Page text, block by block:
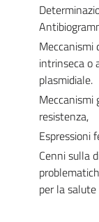
Meccanismi
intrinseca o
plasmidiale.
Meccanismi
resistenza,
Espressioni
Cenni sulla
per la